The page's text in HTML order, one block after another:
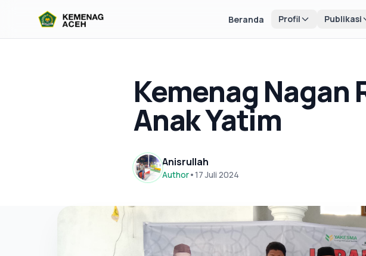
Beranda Profil Publikasi
Kemenag Nagan
Anak Yatim
Anisrullah
Author•17 Juli 2024